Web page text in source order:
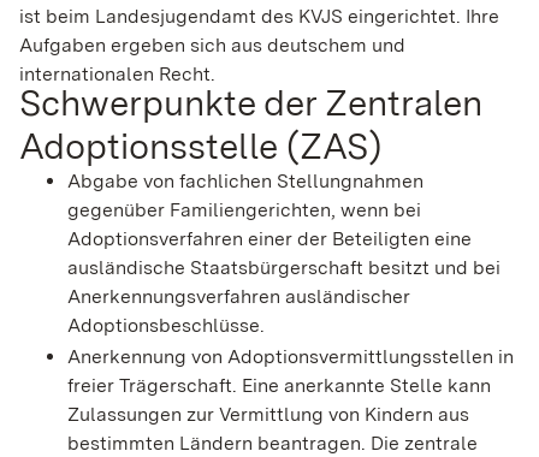
ist beim Landesjugendamt des KVJS eingerichtet. Ihre
Aufgaben ergeben sich aus deutschem und
internationalen Recht.
Schwerpunkte der Zentralen
Adoptionsstelle (ZAS)
Abgabe von fachlichen Stellungnahmen
gegenüber Familiengerichten, wenn bei
Adoptionsverfahren einer der Beteiligten eine
ausländische Staatsbürgerschaft besitzt und bei
Anerkennungsverfahren ausländischer
Adoptionsbeschlüsse.
Anerkennung von Adoptionsvermittlungsstellen in
freier Trägerschaft. Eine anerkannte Stelle kann
Zulassungen zur Vermittlung von Kindern aus
bestimmten Ländern beantragen. Die zentrale